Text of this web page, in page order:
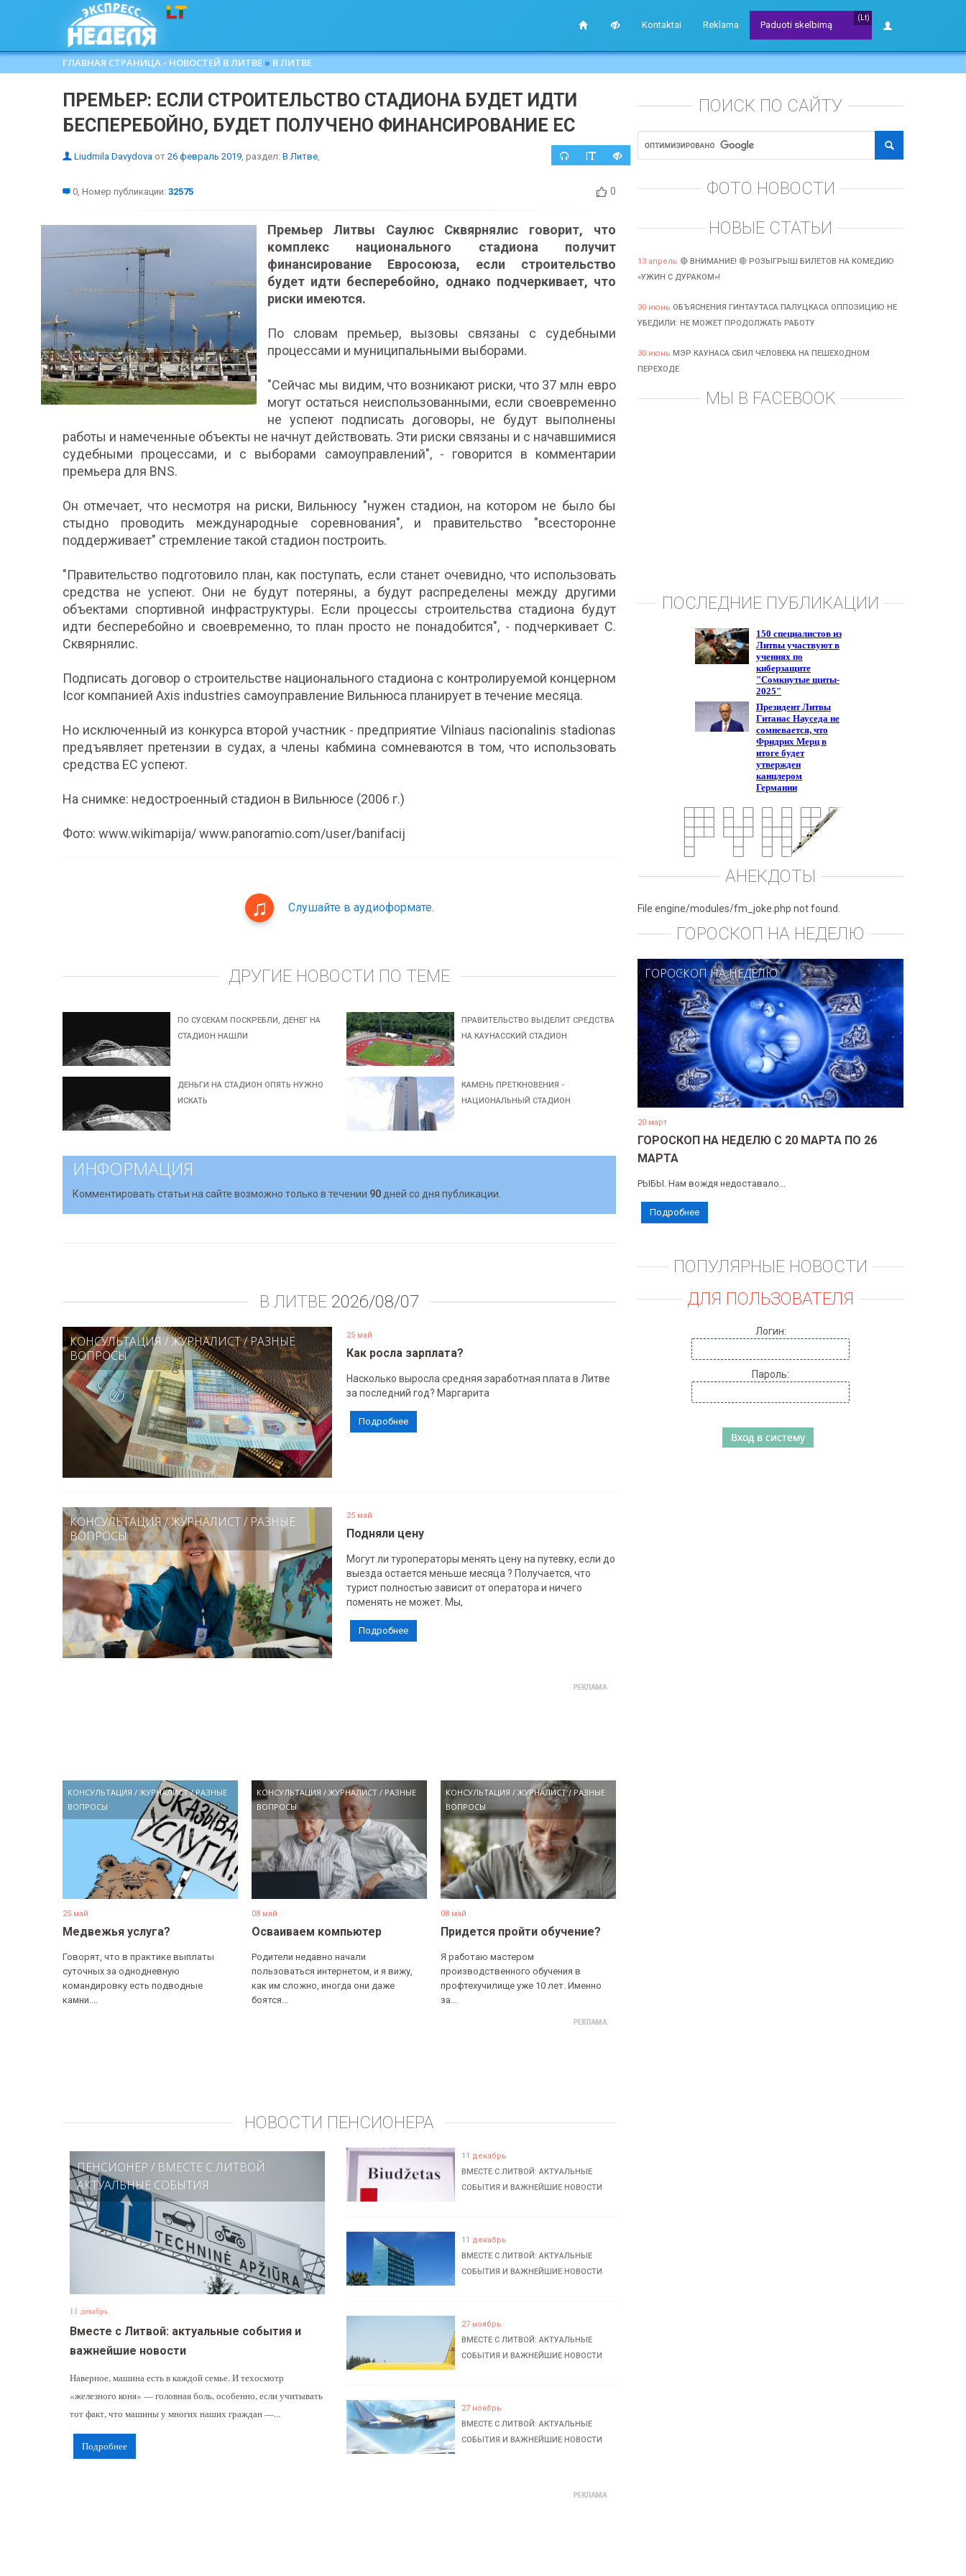
Kontaktai Reklama
(Lt)
Paduoti skelbimą
ГЛАВНАЯ СТРАНИЦА - НОВОСТЕЙ В ЛИТВЕ » В ЛИТВЕ
ПРЕМЬЕР: ЕСЛИ СТРОИТЕЛЬСТВО СТАДИОНА БУДЕТ ИДТИ
БЕСПЕРЕБОЙНО, БУДЕТ ПОЛУЧЕНО ФИНАНСИРОВАНИЕ ЕС
Liudmila Davydova от 26 февраль 2019, раздел: В Литве,
0, Номер публикации: 32575 0
Премьер Литвы Саулюс Сквярнялис говорит, что
комплекс национального стадиона получит
финансирование Евросоюза, если строительство
будет идти бесперебойно, однако подчеркивает, что
риски имеются.
По словам премьер, вызовы связаны с судебными
процессами и муниципальными выборами.
"Сейчас мы видим, что возникают риски, что 37 млн евро
могут остаться неиспользованными, если своевременно
не успеют подписать договоры, не будут выполнены
работы и намеченные объекты не начнут действовать. Эти риски связаны и с начавшимися
судебными процессами, и с выборами самоуправлений", - говорится в комментарии
премьера для BNS.
Он отмечает, что несмотря на риски, Вильнюсу "нужен стадион, на котором не было бы
стыдно проводить международные соревнования", и правительство "всесторонне
поддерживает" стремление такой стадион построить.
"Правительство подготовило план, как поступать, если станет очевидно, что использовать
средства не успеют. Они не будут потеряны, а будут распределены между другими
объектами спортивной инфраструктуры. Если процессы строительства стадиона будут
идти бесперебойно и своевременно, то план просто не понадобится", - подчеркивает С.
Сквярнялис.
Подписать договор о строительстве национального стадиона с контролируемой концерном
Icor компанией Axis industries самоуправление Вильнюса планирует в течение месяца.
Но исключенный из конкурса второй участник - предприятие Vilniaus nacionalinis stadionas
предъявляет претензии в судах, а члены кабмина сомневаются в том, что использовать
средства ЕС успеют.
На снимке: недостроенный стадион в Вильнюсе (2006 г.)
Фото: www.wikimapija/ www.panoramio.com/user/banifacij
Слушайте в аудиоформате.
ДРУГИЕ НОВОСТИ ПО ТЕМЕ
ПО СУСЕКАМ ПОСКРЕБЛИ, ДЕНЕГ НА
СТАДИОН НАШЛИ
ПРАВИТЕЛЬСТВО ВЫДЕЛИТ СРЕДСТВА
НА КАУНАССКИЙ СТАДИОН
ДЕНЬГИ НА СТАДИОН ОПЯТЬ НУЖНО
ИСКАТЬ
КАМЕНЬ ПРЕТКНОВЕНИЯ -
НАЦИОНАЛЬНЫЙ СТАДИОН
ИНФОРМАЦИЯ
Комментировать статьи на сайте возможно только в течении 90 дней со дня публикации.
В ЛИТВЕ 2026/08/07
КОНСУЛЬТАЦИЯ /ЖУРНАЛИСТ/РАЗНЫЕ
ВОПРОСЫ
25 май
Как росла зарплата?
Насколько выросла средняя заработная плата в Литве
за последний год? Маргарита
Подробнее
КОНСУЛЬТАЦИЯ/ЖУРНАЛИСТ/ РАЗНЫЕ
ВОПРОСЫ
25 май
Подняли цену
Могут ли туроператоры менять цену на путевку, если до
выезда остается меньше месяца ? Получается, что
турист полностью зависит от оператора и ничего
поменять не может. Мы,
Подробнее
КОНСУЛЬТАЦИЯ / ЖУРНАЛИСТ/РАЗНЫЕ
ВОПРОСЫ
25 май
Медвежья услуга?
Говорят, что в практике выплаты
суточных за однодневную
командировку есть подводные
камни....
КОНСУЛЬТАЦИЯ /ЖУРНАЛИСТ / РАЗНЫЕ
ВОПРОСЫ
08 май
Осваиваем компьютер
Родители недавно начали
пользоваться интернетом, и я вижу,
как им сложно, иногда они даже
боятся...
КОНСУЛЬТАЦИЯ /ЖУРНАЛИСТ/ РАЗНЫЕ
ВОПРОСЫ
08 май
Придется пройти обучение?
Я работаю мастером
производственного обучения в
профтехучилище уже 10 лет. Именно
за...
НОВОСТИ ПЕНСИОНЕРА
ПЕНСИОНЕР / ВМЕСТЕ С ЛИТВОЙ:
АКТУАЛЬНЫЕ СОБЫТИЯ
11 декабрь
Вместе с Литвой: актуальные события и
важнейшие новости
Наверное, машина есть в каждой семье. И техосмотр
«железного коня» — головная боль, особенно, если учитывать
тот факт, что машины у многих наших граждан —...
Подробнее
11 декабрь
ВМЕСТЕ С ЛИТВОЙ: АКТУАЛЬНЫЕ
СОБЫТИЯ И ВАЖНЕЙШИЕ НОВОСТИ
11 декабрь
ВМЕСТЕ С ЛИТВОЙ: АКТУАЛЬНЫЕ
СОБЫТИЯ И ВАЖНЕЙШИЕ НОВОСТИ
27 ноябрь
ВМЕСТЕ С ЛИТВОЙ: АКТУАЛЬНЫЕ
СОБЫТИЯ И ВАЖНЕЙШИЕ НОВОСТИ
27 ноябрь
ВМЕСТЕ С ЛИТВОЙ: АКТУАЛЬНЫЕ
СОБЫТИЯ И ВАЖНЕЙШИЕ НОВОСТИ
ПОИСК ПО САЙТУ
ФОТО НОВОСТИ
НОВЫЕ СТАТЬИ
13 апрель 🔴 ВНИМАНИЕ! 🔴 РОЗЫГРЫШ БИЛЕТОВ НА КОМЕДИЮ
«УЖИН С ДУРАКОМ»!
30 июнь ОБЪЯСНЕНИЯ ГИНТАУТАСА ПАЛУЦКАСА ОППОЗИЦИЮ НЕ
УБЕДИЛИ: НЕ МОЖЕТ ПРОДОЛЖАТЬ РАБОТУ
30 июнь МЭР КАУНАСА СБИЛ ЧЕЛОВЕКА НА ПЕШЕХОДНОМ
ПЕРЕХОДЕ
МЫ В FACEBOOK
ПОСЛЕДНИЕ ПУБЛИКАЦИИ
АНЕКДОТЫ
File engine/modules/fm_joke.php not found.
ГОРОСКОП НА НЕДЕЛЮ
ГОРОСКОП НА НЕДЕЛЮ
20 март
ГОРОСКОП НА НЕДЕЛЮ С 20 МАРТА ПО 26
МАРТА
РЫБЫ. Нам вождя недоставало...
Подробнее
ПОПУЛЯРНЫЕ НОВОСТИ
ДЛЯ ПОЛЬЗОВАТЕЛЯ
Логин:
Пароль: